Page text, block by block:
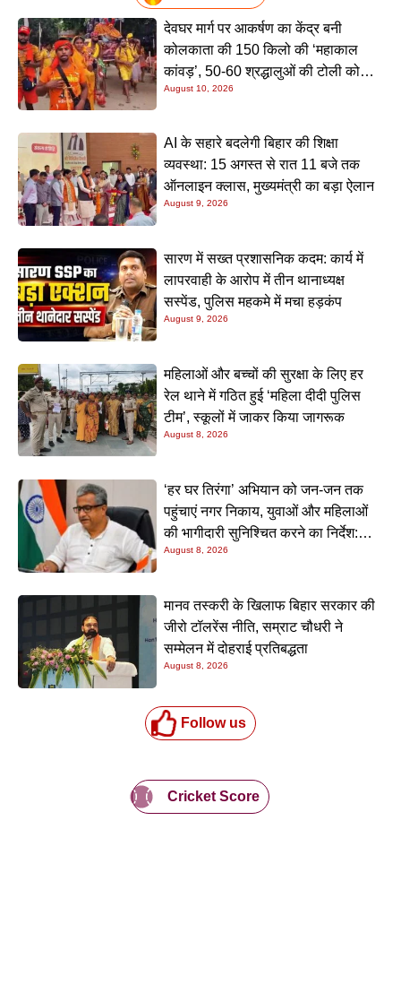
देवघर मार्ग पर आकर्षण का केंद्र बनी
कोलकाता की 150 किलो की ‘महाकाल
कांवड़’, 50-60 श्रद्धालुओं की टोली को
देखने उमड़ रही भारी भीड़
August 10, 2026
AI के सहारे बदलेगी बिहार की शिक्षा
व्यवस्था: 15 अगस्त से रात 11 बजे तक
ऑनलाइन क्लास, मुख्यमंत्री का बड़ा ऐलान
August 9, 2026
सारण में सख्त प्रशासनिक कदम: कार्य में
लापरवाही के आरोप में तीन थानाध्यक्ष
सस्पेंड, पुलिस महकमे में मचा हड़कंप
August 9, 2026
महिलाओं और बच्चों की सुरक्षा के लिए हर
रेल थाने में गठित हुई ‘महिला दीदी पुलिस
टीम’, स्कूलों में जाकर किया जागरूक
August 8, 2026
‘हर घर तिरंगा’ अभियान को जन-जन तक
पहुंचाएं नगर निकाय, युवाओं और महिलाओं
की भागीदारी सुनिश्चित करने का निर्देश:
नीतीश मिश्रा
August 8, 2026
मानव तस्करी के खिलाफ बिहार सरकार की
जीरो टॉलरेंस नीति, सम्राट चौधरी ने
सम्मेलन में दोहराई प्रतिबद्धता
August 8, 2026
Follow us
Cricket Score